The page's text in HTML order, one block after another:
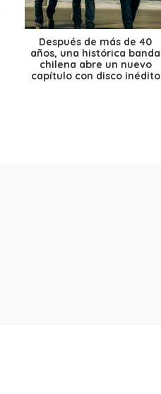
Después de más de 40
años, una histórica banda
chilena abre un nuevo
capítulo con disco inédito